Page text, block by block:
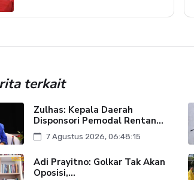
terkait
Zulhas: Kepala Daerah
Disponsori Pemodal Rentan...
7 Agustus 2026, 06:48:15
Adi Prayitno: Golkar Tak Akan
Oposisi,...